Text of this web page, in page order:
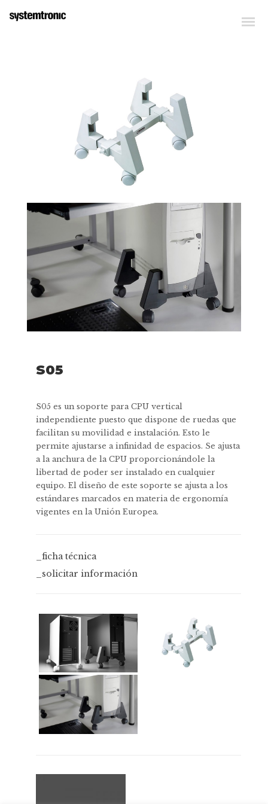
S05
S05 es un soporte para CPU vertical
independiente puesto que dispone de ruedas que
facilitan su movilidad e instalación. Esto le
permite ajustarse a infinidad de espacios. Se ajusta
a la anchura de la CPU proporcionándole la
libertad de poder ser instalado en cualquier
equipo. El diseño de este soporte se ajusta a los
estándares marcados en materia de ergonomía
vigentes en la Unión Europea.
_ficha técnica
_solicitar información